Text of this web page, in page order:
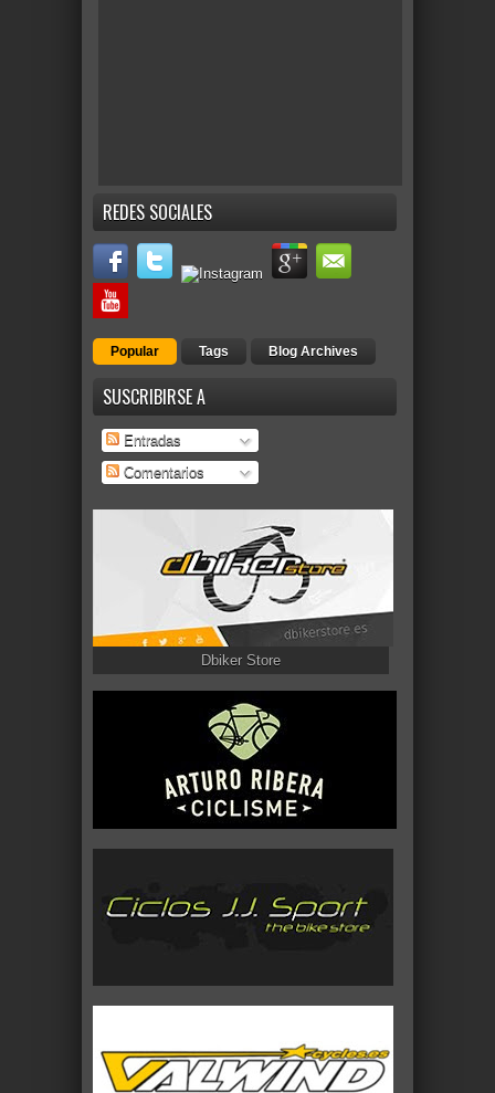
REDES SOCIALES
Popular Tags Blog Archives
SUSCRIBIRSE A
Entradas
Comentarios
Dbiker Store